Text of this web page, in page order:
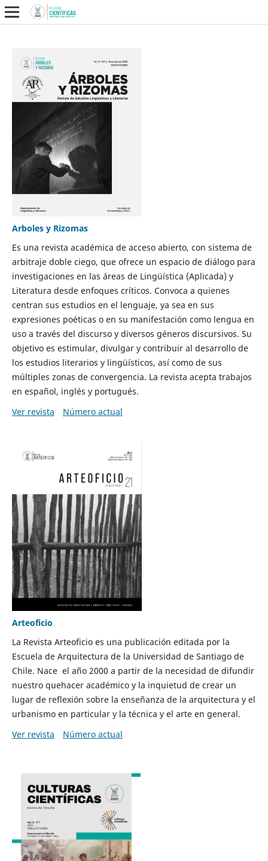
Arboles y Rizomas
Es una revista académica de acceso abierto, con sistema de
arbitraje doble ciego, que ofrece un espacio de diálogo para
investigaciones en las áreas de Lingüística (Aplicada) y
Literatura desde enfoques críticos. Convoca a quienes
centran sus estudios en el lenguaje, ya sea en sus
expresiones poéticas o en su manifestación como lengua en
uso a través del discurso y diversos géneros discursivos. Su
objetivo es estimular, divulgar y contribuir al desarrollo de
los estudios literarios y lingüísticos, así como de sus
múltiples zonas de convergencia. La revista acepta trabajos
en español, inglés y portugués.
Ver revista
Número actual
Arteoficio
La Revista Arteoficio es una publicación editada por la
Escuela de Arquitectura de la Universidad de Santiago de
Chile. Nace el año 2000 a partir de la necesidad de difundir
nuestro quehacer académico y la inquietud de crear un
lugar de reflexión sobre la enseñanza de la arquitectura y el
urbanismo en particular y la técnica y el arte en general.
Ver revista
Número actual